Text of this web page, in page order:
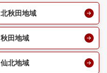
北秋田地域
秋田地域
仙北地域